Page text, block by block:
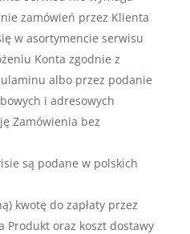
zamówień przez Klienta
w asortymencie serwisu
Konta zgodnie z
albo przez podanie
i adresowych
Zamówienia bez
są podane w polskich
kwotę do zapłaty przez
Produkt oraz koszt dostawy